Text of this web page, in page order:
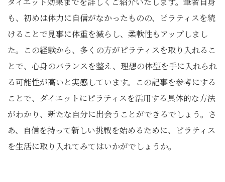
も、初めは体力に自信がなかったものの、ピラティスを続
けることで見事に体重を減らし、柔軟性もアップしまし
た。この経験から、多くの方がピラティスを取り入れるこ
とで、心身のバランスを整え、理想の体型を手に入れられ
る可能性が高いと実感しています。この記事を参考にする
ことで、ダイエットにピラティスを活用する具体的な方法
がわかり、新たな自分に出会うことができるでしょう。さ
あ、自信を持って新しい挑戦を始めるために、ピラティス
を生活に取り入れてみてはいかがでしょうか。